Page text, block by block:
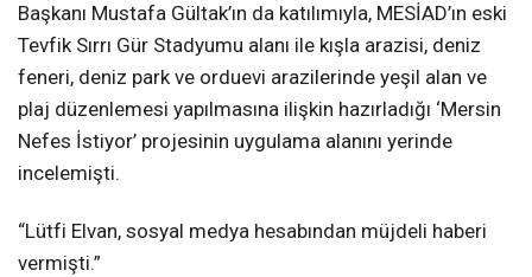
Başkanı Mustafa Gültak’ın da katılımıyla, MESİAD’ın eski
Tevfik Sırrı Gür Stadyumu alanı ile kışla arazisi, deniz
feneri, deniz park ve orduevi arazilerinde yeşil alan ve
plaj düzenlemesi yapılmasına ilişkin hazırladığı ‘Mersin
Nefes İstiyor’ projesinin uygulama alanını yerinde
incelemişti.
“Lütfi Elvan, sosyal medya hesabından müjdeli haberi
vermişti.”